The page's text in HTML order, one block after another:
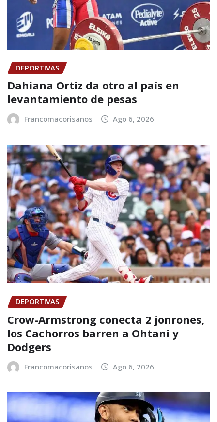
DEPORTIVAS
Dahiana Ortiz da otro al país en
levantamiento de pesas
Francomacorisanos Ago 6, 2026
DEPORTIVAS
Crow-Armstrong conecta 2 jonrones,
los Cachorros barren a Ohtani y
Dodgers
Francomacorisanos Ago 6, 2026